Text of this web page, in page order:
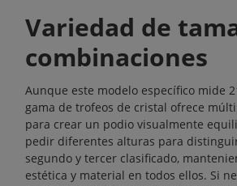
Variedad de
combinaciones
Aunque este modelo específico mide
gama de trofeos de cristal ofrece
para crear un podio visualmente
pedir diferentes alturas para
segundo y tercer clasificado,
estética y material en todos ellos. Si